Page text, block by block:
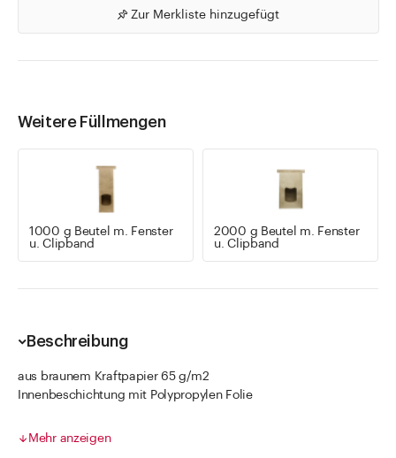
Zur Merkliste hinzugefügt
Weitere Füllmengen
1000 g Beutel m. Fenster
u. Clipband
2000 g Beutel m. Fenster
u. Clipband
Beschreibung
aus braunem Kraftpapier 65 g/m2
Innenbeschichtung mit Polypropylen Folie
Die Füllmenge hängt vom spezifischen Gewicht des Füllgutes
Mehr anzeigen